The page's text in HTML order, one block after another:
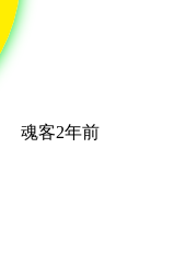
魂客2年前